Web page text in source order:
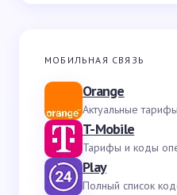
МОБИЛЬНАЯ СВЯЗЬ
Orange
Актуальные
T-Mobile
Тарифы и коды
Play
Полный список